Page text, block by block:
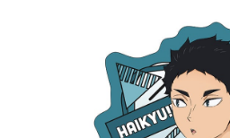
映画ちいかわ
じゅじゅフェス 2026
薬屋のひとりごと 夏の園遊会